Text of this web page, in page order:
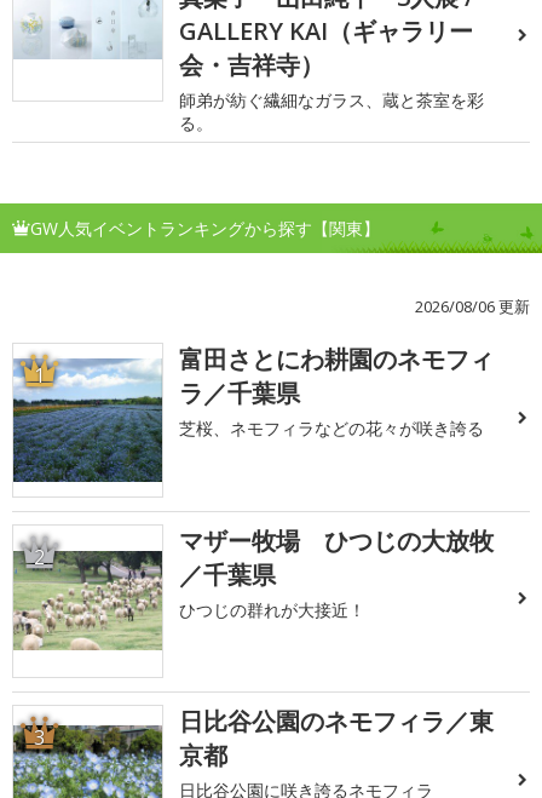
GALLERY KAI（ギャラリー
会・吉祥寺）
師弟が紡ぐ繊細なガラス、蔵と茶室を彩
る。
GW人気イベントランキングから探す【関東】
2026/08/06 更新
1
富田さとにわ耕園のネモフィ
ラ／千葉県
芝桜、ネモフィラなどの花々が咲き誇る
2
マザー牧場 ひつじの大放牧
／千葉県
ひつじの群れが大接近！
3
日比谷公園のネモフィラ／東
京都
日比谷公園に咲き誇るネモフィラ